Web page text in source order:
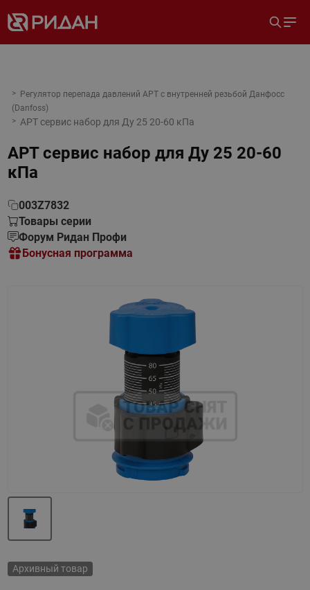
Регулятор перепада давлений APT с внутренней резьбой Данфосс
(Danfoss)
APT сервис набор для Ду 25 20-60 кПа
APT сервис набор для Ду 25 20-60
кПа
003Z7832
Товары серии
Форум Ридан Профи
Бонусная программа
Архивный товар